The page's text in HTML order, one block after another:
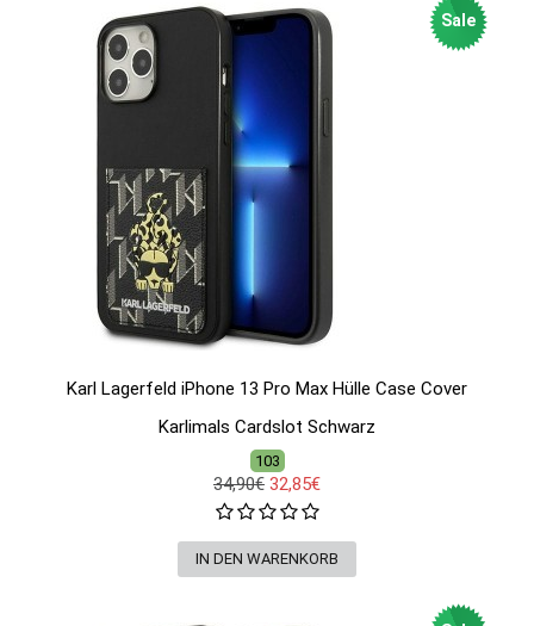
Sale
Karl Lagerfeld iPhone 13 Pro Max Hülle Case Cover
Karlimals Cardslot Schwarz
103
34,90€ 32,85€